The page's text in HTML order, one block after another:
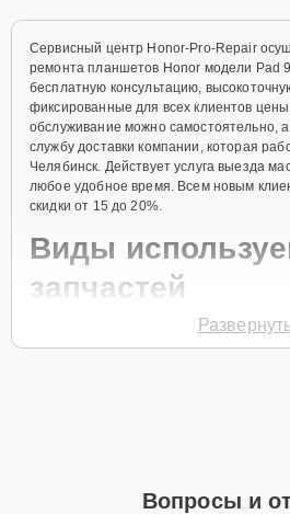
Сервисный центр Honor-Pro-Repair
ремонта планшетов Honor модели Pad
бесплатную консультацию,
фиксированные для всех клиентов
обслуживание можно самостоятельно,
службу доставки компании, которая
Челябинск. Действует услуга выезда
любое удобное время. Всем новым
скидки от 15 до 20%.
Виды
запчастей
Для ремонта планшета модели Pad 9
активное использование
Вопросы и